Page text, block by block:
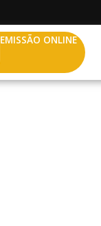
EMISSÃO ONLINE